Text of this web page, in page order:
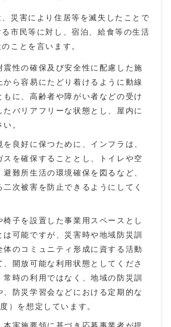
災害により住居等を滅失したことで
市民等に対し、宿泊、給食等の生活
ことを言います。
震性の確保及び安全性に配慮した施
から容易にたどり着けるように動線
もに、高齢者や障がい者などの受け
たバリアフリーな状態とし、屋内に
。
良好に保つために、インフラは、
スを確保することとし、トイレや空
難所生活の環境確保を図るなど、
次被害を防止できるようにしてく
椅子を設置した事業用スペースとし
は可能ですが、災害時や地域防災訓
体のコミュニティ形成に資する活動
、開放可能な利用状態としてくださ
常時の利用ではなく、地域の防災訓
、防災学習会などにおける定期的な
）を想定しています。